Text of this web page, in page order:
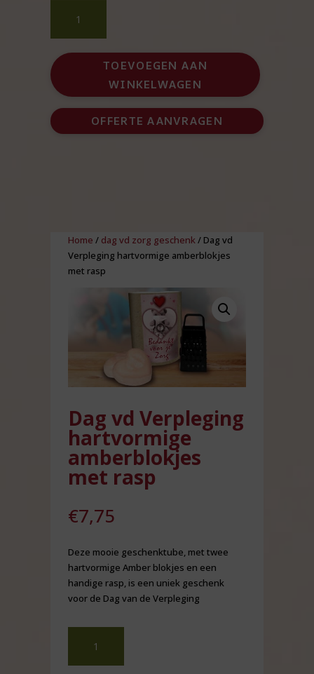
Verpleging
hartvormige
amberblokjes
met
rasp
aantal
TOEVOEGEN AAN
WINKELWAGEN
OFFERTE AANVRAGEN
Home / dag vd zorg geschenk/ Dag vd
Verpleging hartvormige amberblokjes
met rasp
Dag vd Verpleging
hartvormige
amberblokjes
met rasp
€7,75
Deze mooie geschenktube, met twee
hartvormige Amber blokjes en een
handige rasp, is een uniek geschenk
voor de Dag van de Verpleging
Verpleging